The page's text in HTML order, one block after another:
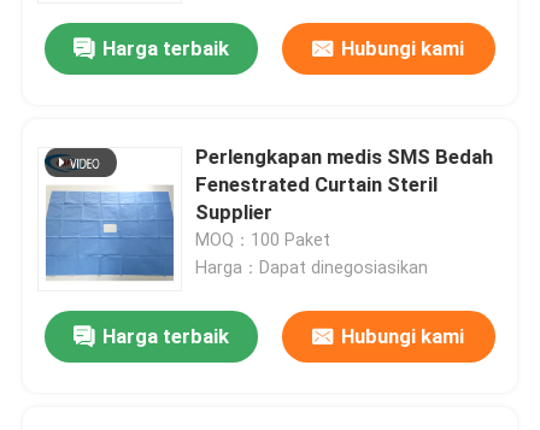
Harga terbaik Hubungi kami
Perlengkapan medis SMS Bedah
Fenestrated Curtain Steril
Supplier
MOQ：100 Paket
Harga：Dapat dinegosiasikan
Harga terbaik Hubungi kami